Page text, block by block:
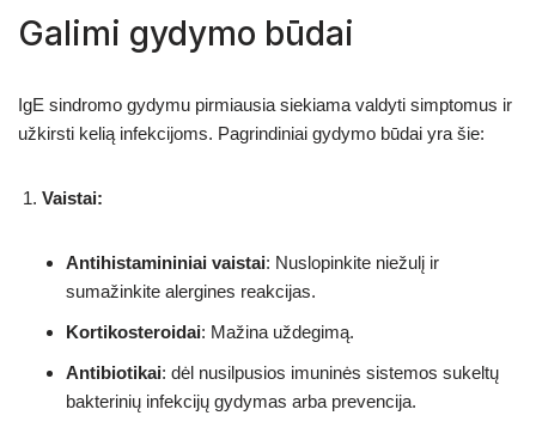
Galimi gydymo būdai
IgE sindromo gydymu pirmiausia siekiama valdyti simptomus ir
užkirsti kelią infekcijoms. Pagrindiniai gydymo būdai yra šie:
Vaistai:
Antihistamininiai vaistai: Nuslopinkite niežulį ir
sumažinkite alergines reakcijas.
Kortikosteroidai: Mažina uždegimą.
Antibiotikai: dėl nusilpusios imuninės sistemos sukeltų
bakterinių infekcijų gydymas arba prevencija.